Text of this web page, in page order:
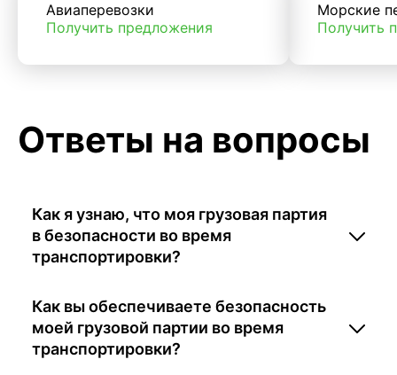
Авиаперевозки
Получить предложения
Морские
Получить
Ответы на вопросы
Как я узнаю, что моя грузовая партия
в безопасности во время
транспортировки?
Как вы обеспечиваете безопасность
моей грузовой партии во время
транспортировки?